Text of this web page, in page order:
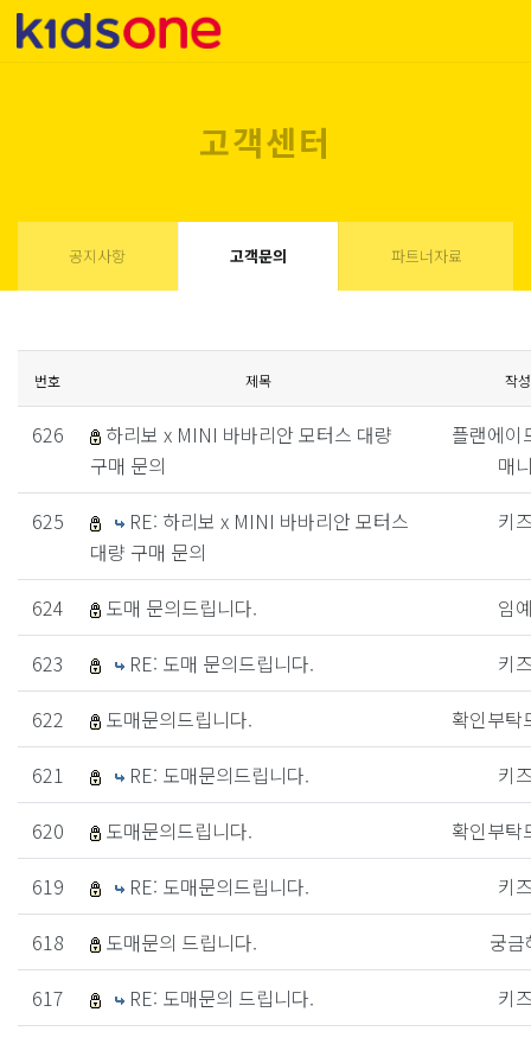
고객센터
공지사항 고객문의 파트너자료
번호 제목 작
626
하리보 x MINI 바바리안 모터스 대량
구매 문의
플랜에이
매
625
RE: 하리보 x MINI 바바리안 모터스
대량 구매 문의
키
624 도매 문의드립니다.
임
623
RE: 도매 문의드립니다.
키
622
도매문의드립니다.
확인부탁
621
RE: 도매문의드립니다.
키
620
도매문의드립니다.
확인부탁
619
RE: 도매문의드립니다.
키
618
도매문의 드립니다.
궁금
617
RE: 도매문의 드립니다. 키